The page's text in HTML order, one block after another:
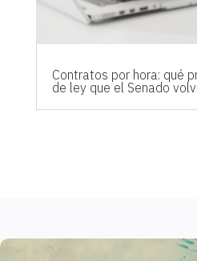
Contratos por hora: qué
de ley que el Senado